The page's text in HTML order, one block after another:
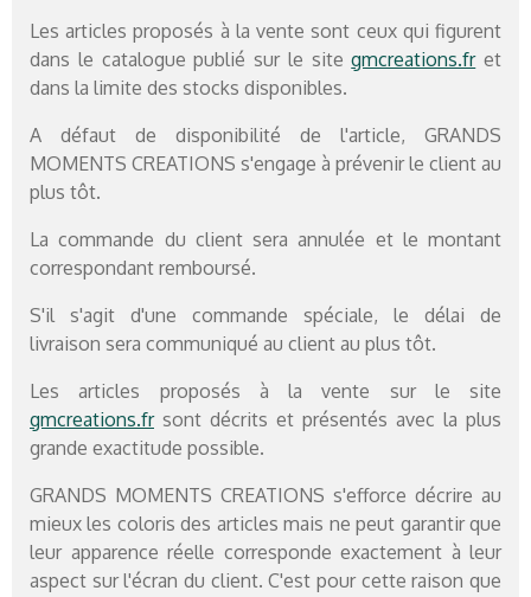
Les articles proposés à la vente sont ceux qui figurent
dans le catalogue publié sur le sitegmcreations.fret
dans la limite des stocks disponibles.
A défaut de disponibilité de l'article, GRANDS
MOMENTS CREATIONS s'engage à prévenir le client au
plus tôt.
La commande du client sera annulée et le montant
correspondant remboursé.
S'il s'agit d'une commande spéciale, le délai de
livraison sera communiqué au client au plus tôt.
Les articles proposés à la vente sur le site
gmcreations.frsont décrits et présentés avec la plus
grande exactitude possible.
GRANDS MOMENTS CREATIONS s'efforce décrire au
mieux les coloris des articles mais ne peut garantir que
leur apparence réelle corresponde exactement à leur
aspect sur l'écran du client. C'est pour cette raison que